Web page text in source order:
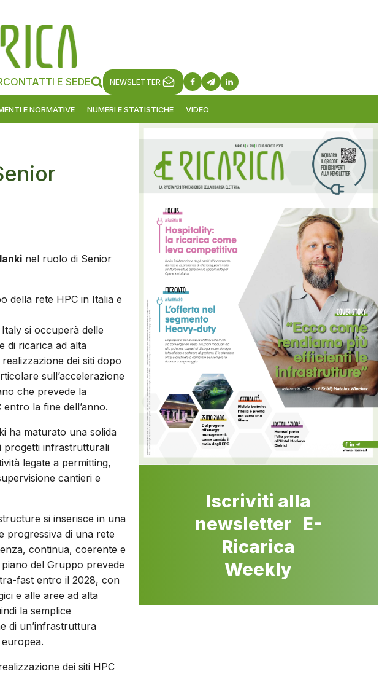
CONTATTI E SEDE NEWSLETTER
E NORMATIVE NUMERI E STATISTICHE VIDEO
nel ruolo di Senior
della rete HPC in Italia e
si occuperà delle
di ricarica ad alta
dei siti dopo
sull’accelerazione
che prevede la
la fine dell’anno.
ha maturato una solida
progetti infrastrutturali
legate a permitting,
cantieri e
si inserisce in una
progressiva di una rete
continua, coerente e
del Gruppo prevede
fast entro il 2028, con
e alle aree ad alta
la semplice
di un’infrastruttura
dei siti HPC
Iscriviti alla
newsletter E-
Ricarica
Weekly